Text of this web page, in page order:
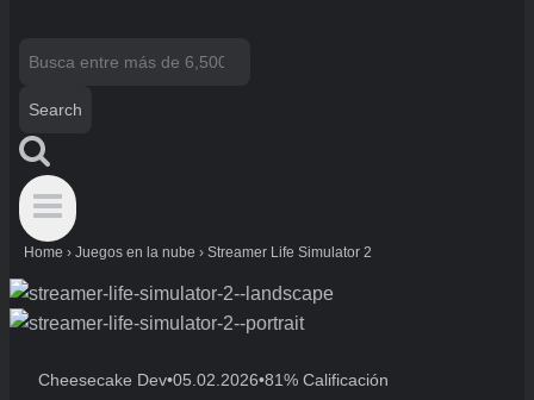
Search
Home › Juegos en la nube › Streamer Life Simulator 2
Cheesecake Dev•05.02.2026•81% Calificación